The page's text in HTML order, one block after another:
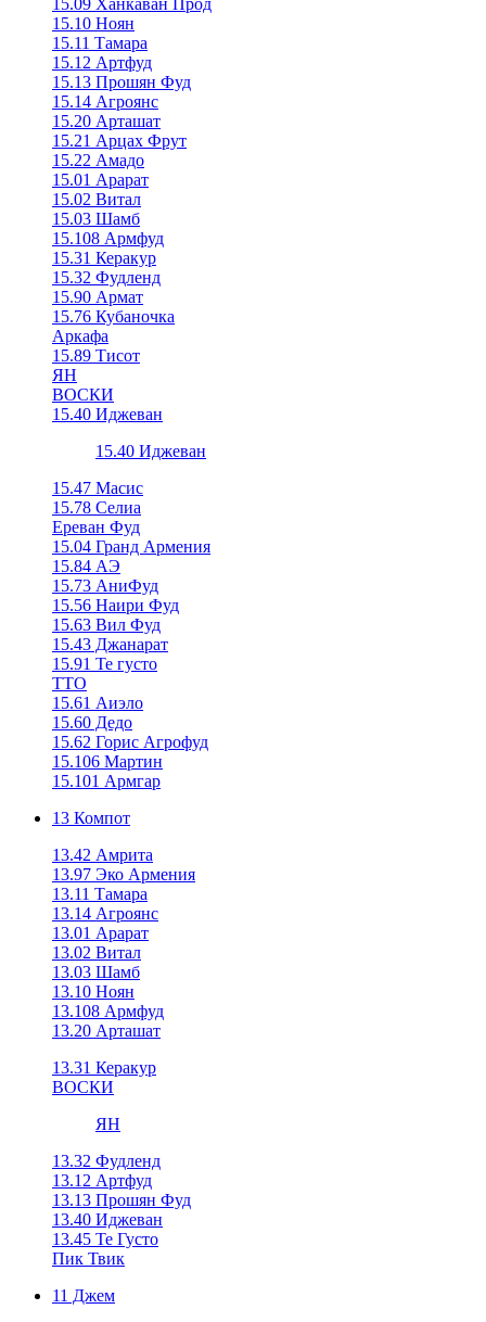
15.09 Ханкаван Прод
15.10 Ноян
15.11 Тамара
15.12 Артфуд
15.13 Прошян Фуд
15.14 Агроянс
15.20 Арташат
15.21 Арцах Фрут
15.22 Амадо
15.01 Арарат
15.02 Витал
15.03 Шамб
15.108 Армфуд
15.31 Керакур
15.32 Фудленд
15.90 Армат
15.76 Кубаночка
Аркафа
15.89 Тисот
ЯН
ВОСКИ
15.40 Иджеван
15.40 Иджеван
15.47 Масис
15.78 Селиа
Ереван Фуд
15.04 Гранд Армения
15.84 АЭ
15.73 АниФуд
15.56 Наири Фуд
15.63 Вил Фуд
15.43 Джанарат
15.91 Те густо
ТТО
15.61 Аиэло
15.60 Дедо
15.62 Горис Агрофуд
15.106 Мартин
15.101 Армгар
13 Компот
13.42 Амрита
13.97 Эко Армения
13.11 Тамара
13.14 Агроянс
13.01 Арарат
13.02 Витал
13.03 Шамб
13.10 Ноян
13.108 Армфуд
13.20 Арташат
13.31 Керакур
ВОСКИ
ЯН
13.32 Фудленд
13.12 Артфуд
13.13 Прошян Фуд
13.40 Иджеван
13.45 Те Густо
Пик Твик
11 Джем